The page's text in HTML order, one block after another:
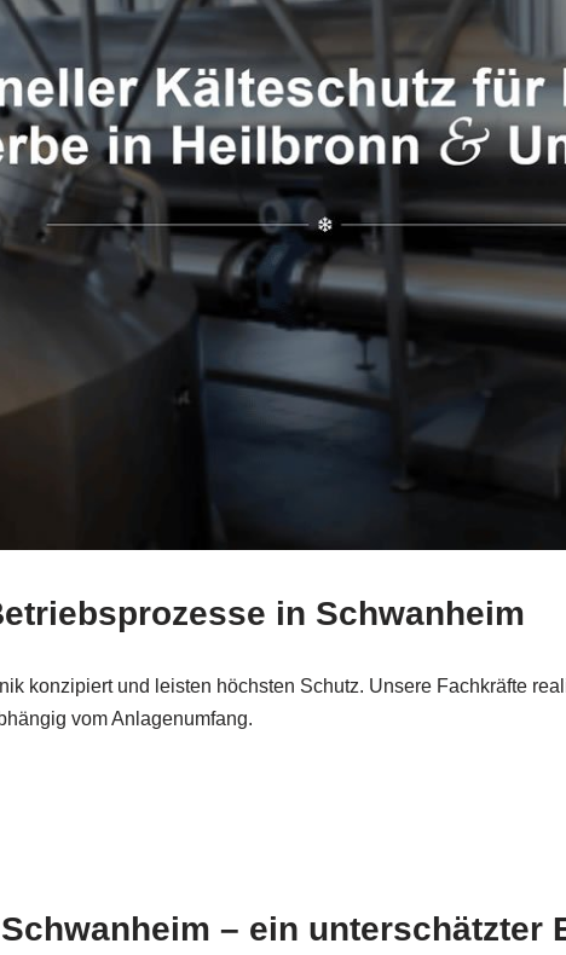
in Schwanheim
konzipiert und leisten höchsten Schutz. Unsere Fachkräfte
vom Anlagenumfang.
– ein unterschätzter